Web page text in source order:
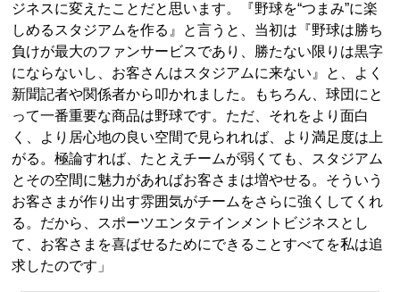
ジネスに変えたことだと思います。『野球を“つまみ”に楽
しめるスタジアムを作る』と言うと、当初は『野球は勝ち
負けが最大のファンサービスであり、勝たない限りは黒字
にならないし、お客さんはスタジアムに来ない』と、よく
新聞記者や関係者から叩かれました。もちろん、球団にと
って一番重要な商品は野球です。ただ、それをより面白
く、より居心地の良い空間で見られれば、より満足度は上
がる。極論すれば、たとえチームが弱くても、スタジアム
とその空間に魅力があればお客さまは増やせる。そういう
お客さまが作り出す雰囲気がチームをさらに強くしてくれ
る。だから、スポーツエンタテインメントビジネスとし
て、お客さまを喜ばせるためにできることすべてを私は追
求したのです」